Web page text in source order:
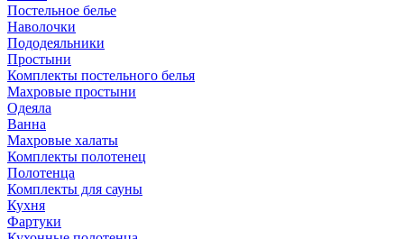
Постельное белье
Наволочки
Пододеяльники
Простыни
Комплекты постельного белья
Махровые простыни
Одеяла
Ванна
Махровые халаты
Комплекты полотенец
Полотенца
Комплекты для сауны
Кухня
Фартуки